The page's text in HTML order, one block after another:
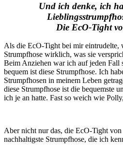
Und ich denke, ich
Die EcO-Tight
Als die EcO-Tight bei mir eintrudelte,
Strumpfhose wirklich, was sie
Beim Anziehen war ich auf jeden Fall
bequem ist diese Strumpfhose. Ich
Strumpfhosen in meinem Leben
diese Strumpfhose ist die bequemste
ich je an hatte. Fast so weich wie
Aber nicht nur das, die EcO-Tight
nachhaltigste Strumpfhose, die ich